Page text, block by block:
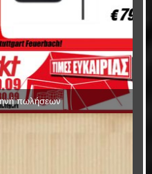
πωλήσεων